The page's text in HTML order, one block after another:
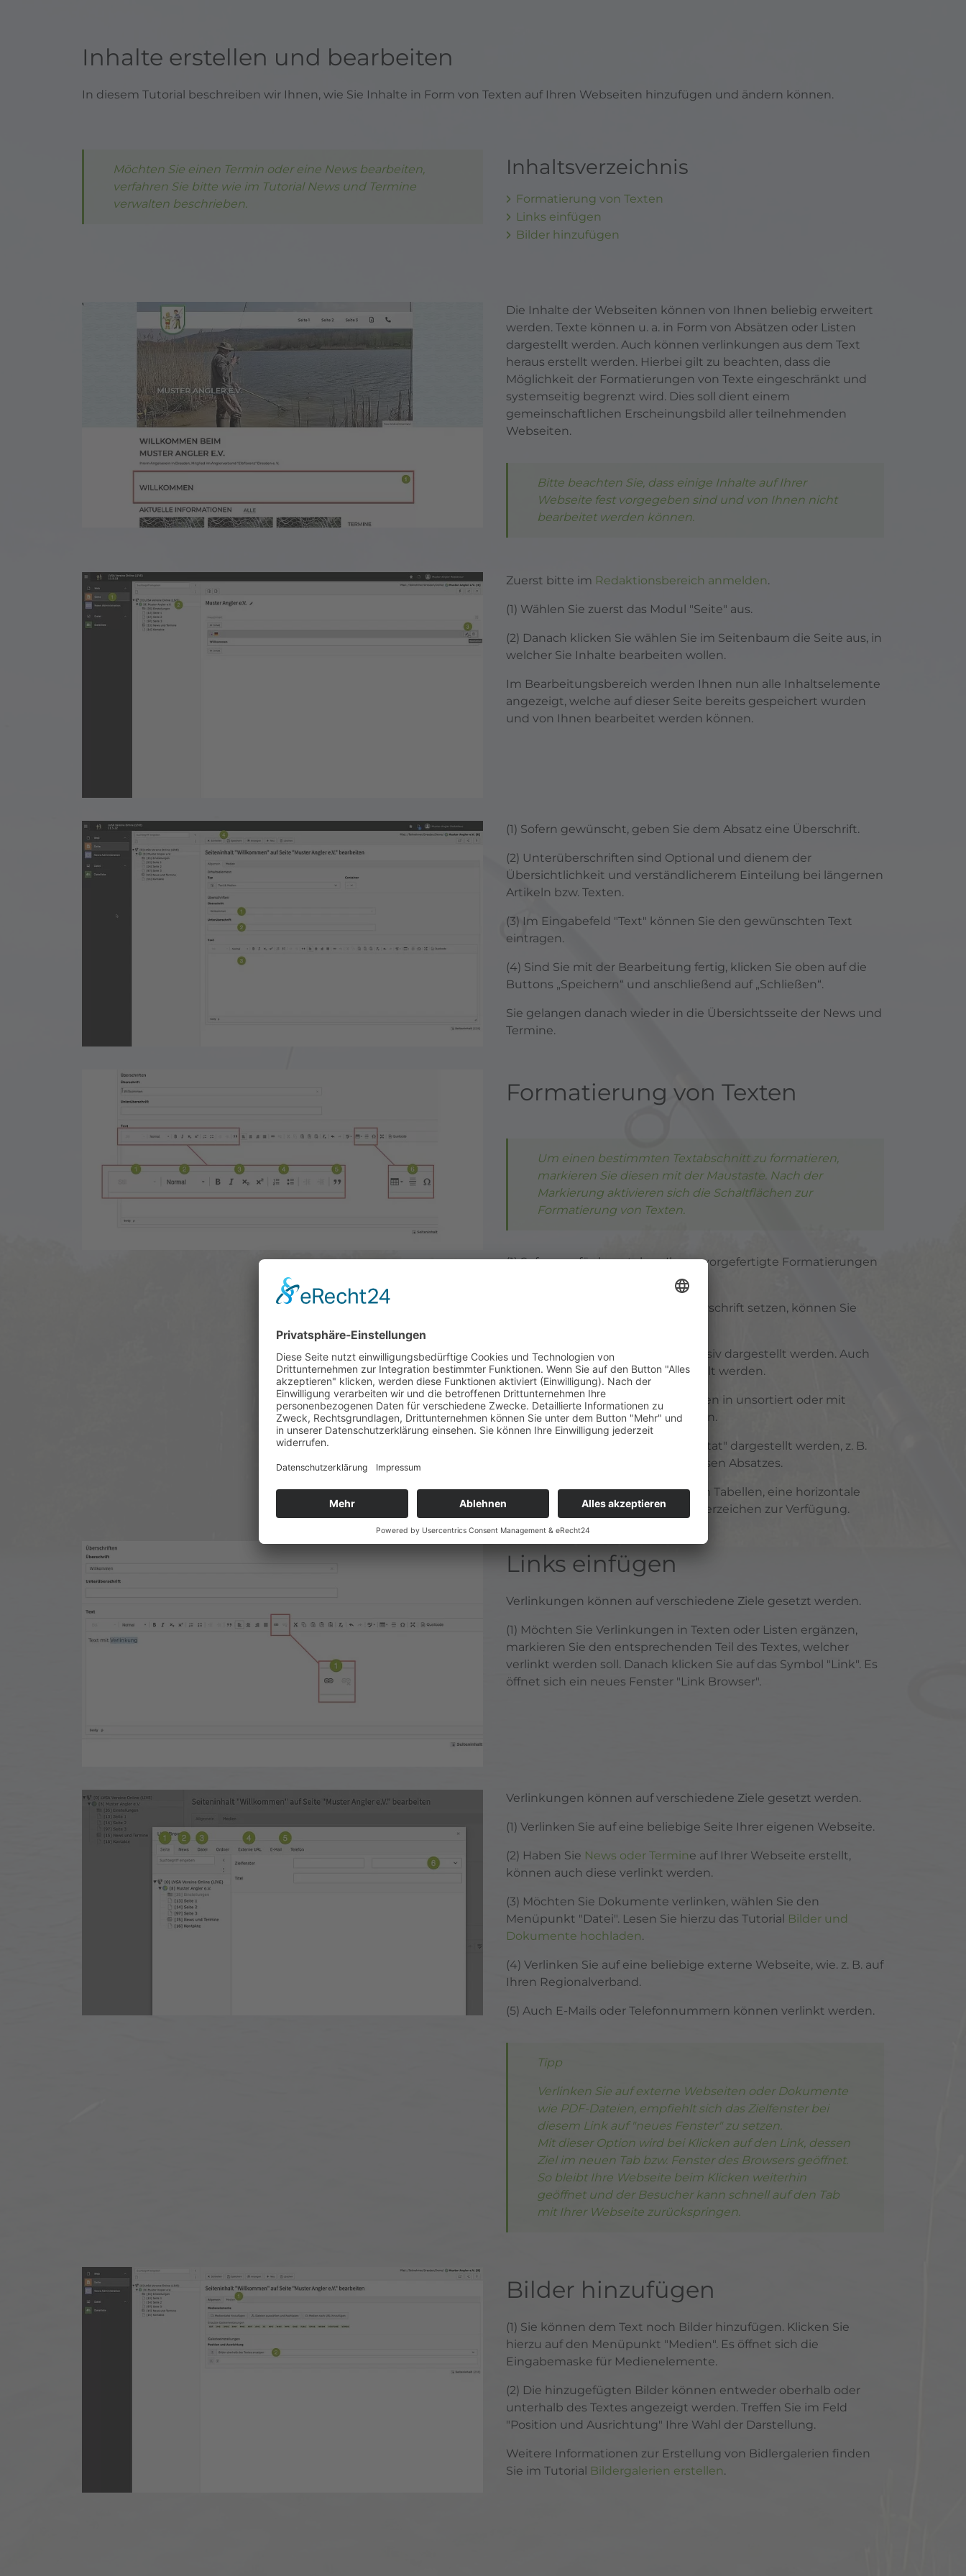
Inhalte erstellen und bearbeiten
In diesem Tutorial beschreiben wir Ihnen, wie Sie Inhalte in Form von Texten auf Ihren Webseiten hinzufügen und ändern können.
Möchten Sie einen Termin oder eine News bearbeiten,
verfahren Sie bitte wie im Tutorial News und Termine
verwalten beschrieben.
Inhaltsverzeichnis
Formatierung von Texten
Links einfügen
Bilder hinzufügen
Die Inhalte der Webseiten können von Ihnen beliebig erweitert
werden. Texte können u. a. in Form von Absätzen oder Listen
dargestellt werden. Auch können verlinkungen aus dem Text
heraus erstellt werden. Hierbei gilt zu beachten, dass die
Möglichkeit der Formatierungen von Texte eingeschränkt und
systemseitig begrenzt wird. Dies soll dient einem
gemeinschaftlichen Erscheinungsbild aller teilnehmenden
Webseiten.
Bitte beachten Sie, dass einige Inhalte auf Ihrer
Webseite fest vorgegeben sind und von Ihnen nicht
bearbeitet werden können.
Zuerst bitte im Redaktionsbereich anmelden.
(1) Wählen Sie zuerst das Modul "Seite" aus.
(2) Danach klicken Sie wählen Sie im Seitenbaum die Seite aus, in
welcher Sie Inhalte bearbeiten wollen.
Im Bearbeitungsbereich werden Ihnen nun alle Inhaltselemente
angezeigt, welche auf dieser Seite bereits gespeichert wurden
und von Ihnen bearbeitet werden können.
(1) Sofern gewünscht, geben Sie dem Absatz eine Überschrift.
(2) Unterüberschriften sind Optional und dienem der
Übersichtlichkeit und verständlicherem Einteilung bei längernen
Artikeln bzw. Texten.
(3) Im Eingabefeld "Text" können Sie den gewünschten Text
eintragen.
(4) Sind Sie mit der Bearbeitung fertig, klicken Sie oben auf die
Buttons „Speichern“ und anschließend auf „Schließen“.
Sie gelangen danach wieder in die Übersichtsseite der News und
Termine.
Formatierung von Texten
Um einen bestimmten Textabschnitt zu formatieren,
markieren Sie diesen mit der Maustaste. Nach der
Markierung aktivieren sich die Schaltflächen zur
Formatierung von Texten.
(1) Sofern verfügbar, stehen Ihnen vorgefertigte Formatierungen
(2) Möchten Sie eine Zwischenüberschrift setzen, können Sie
(3) Texte können u. a. Fett oder Kursiv dargestellt werden. Auch
können Texte hoch- bzw. tiefgestellt werden.
(4) Listen bzw. Aufzählungen können in unsortiert oder mit
Nummerierung ausgewählt werden.
(5) Bestimmte Texte können als "Zitat" dargestellt werden, z. B.
wie unser Hinweis zum Anfang diesen Absatzes.
(6) Desweiteren stehen Ihnen noch Tabellen, eine horizontale
Line als Abtrenner oder auch Sonderzeichen zur Verfügung.
Links einfügen
Verlinkungen können auf verschiedene Ziele gesetzt werden.
(1) Möchten Sie Verlinkungen in Texten oder Listen ergänzen,
markieren Sie den entsprechenden Teil des Textes, welcher
verlinkt werden soll. Danach klicken Sie auf das Symbol "Link". Es
öffnet sich ein neues Fenster "Link Browser".
Verlinkungen können auf verschiedene Ziele gesetzt werden.
(1) Verlinken Sie auf eine beliebige Seite Ihrer eigenen Webseite.
(2) Haben Sie News oder Termine auf Ihrer Webseite erstellt,
können auch diese verlinkt werden.
(3) Möchten Sie Dokumente verlinken, wählen Sie den
Menüpunkt "Datei". Lesen Sie hierzu das Tutorial Bilder und
Dokumente hochladen.
(4) Verlinken Sie auf eine beliebige externe Webseite, wie. z. B. auf
Ihren Regionalverband.
(5) Auch E-Mails oder Telefonnummern können verlinkt werden.
Tipp
Verlinken Sie auf externe Webseiten oder Dokumente
wie PDF-Dateien, empfiehlt sich das Zielfenster bei
diesem Link auf "neues Fenster" zu setzen.
Mit dieser Option wird bei Klicken auf den Link, dessen
Ziel im neuen Tab bzw. Fenster des Browsers geöffnet.
So bleibt Ihre Webseite beim Klicken weiterhin
geöffnet und der Besucher kann schnell auf den Tab
mit Ihrer Webseite zurückspringen.
Bilder hinzufügen
(1) Sie können dem Text noch Bilder hinzufügen. Klicken Sie
hierzu auf den Menüpunkt "Medien". Es öffnet sich die
Eingabemaske für Medienelemente.
(2) Die hinzugefügten Bilder können entweder oberhalb oder
unterhalb des Textes angezeigt werden. Treffen Sie im Feld
"Position und Ausrichtung" Ihre Wahl der Darstellung.
Weitere Informationen zur Erstellung von Bidlergalerien finden
Sie im Tutorial Bildergalerien erstellen.